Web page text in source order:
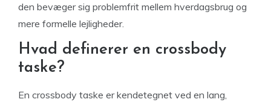
den bevæger sig problemfrit mellem hverdagsbrug og
mere formelle lejligheder.
Hvad definerer en crossbody
taske?
En crossbody taske er kendetegnet ved en lang,